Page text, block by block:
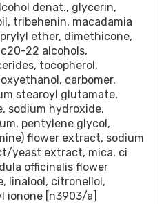
denat., glycerin,
tribehenin, macadamia
ether, dimethicone,
22 alcohols,
tocopherol,
carbomer,
stearoyl glutamate,
sodium hydroxide,
pentylene glycol,
flower extract, sodium
yeast extract, mica, ci
officinalis flower
linalool, citronellol,
ionone [n3903/a]